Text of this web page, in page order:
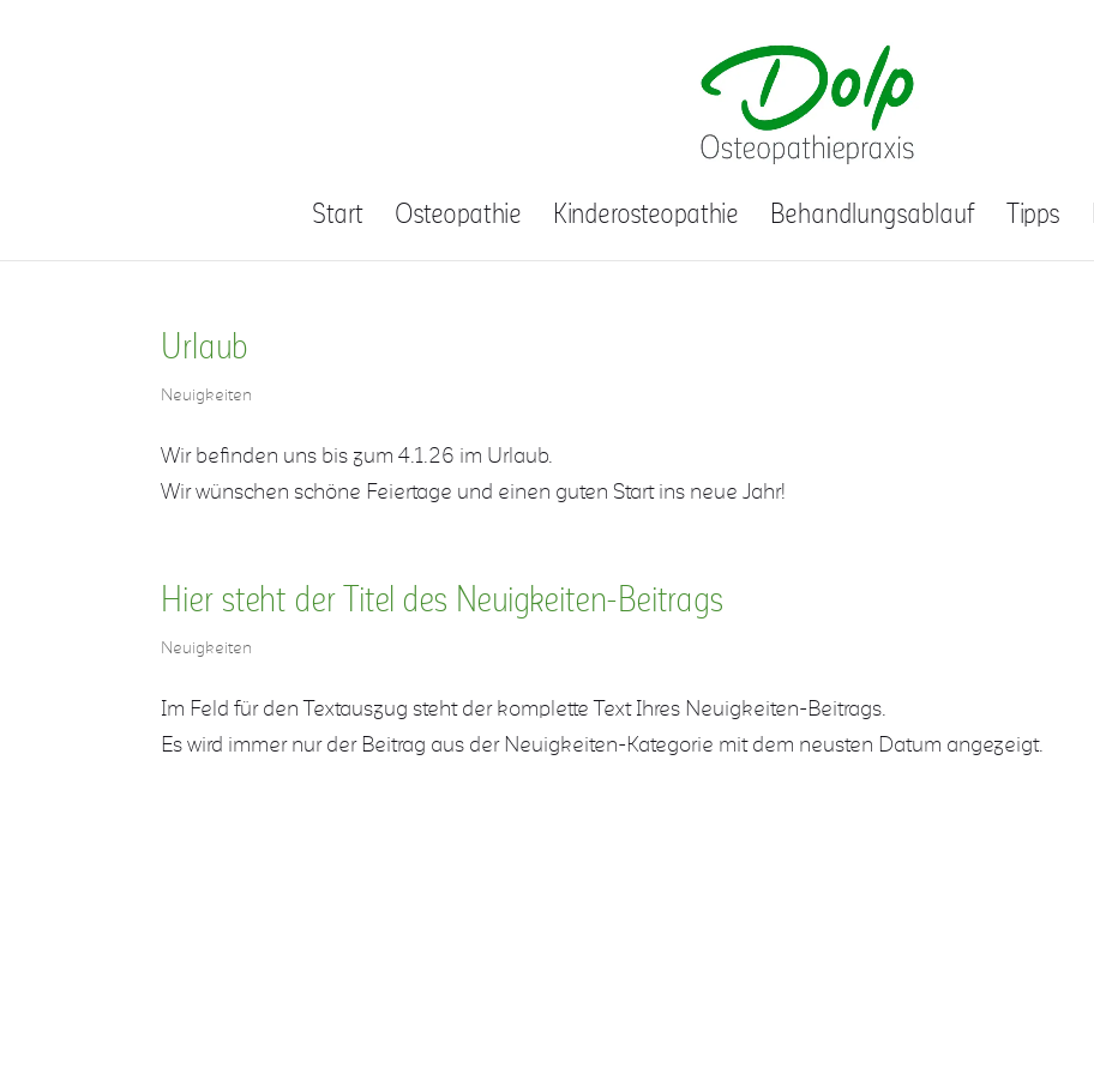
Start Osteopathie Kinderosteopathie Behandlungsablauf Tipps
Urlaub
Neuigkeiten
Wir befinden uns bis zum 4.1.26 im Urlaub.
Wir wünschen schöne Feiertage und einen guten Start ins neue Jahr!
Hier steht der Titel des Neuigkeiten-Beitrags
Neuigkeiten
Im Feld für den Textauszug steht der komplette Text Ihres Neuigkeiten-Beitrags.
Es wird immer nur der Beitrag aus der Neuigkeiten-Kategorie mit dem neusten Datum angezeigt.